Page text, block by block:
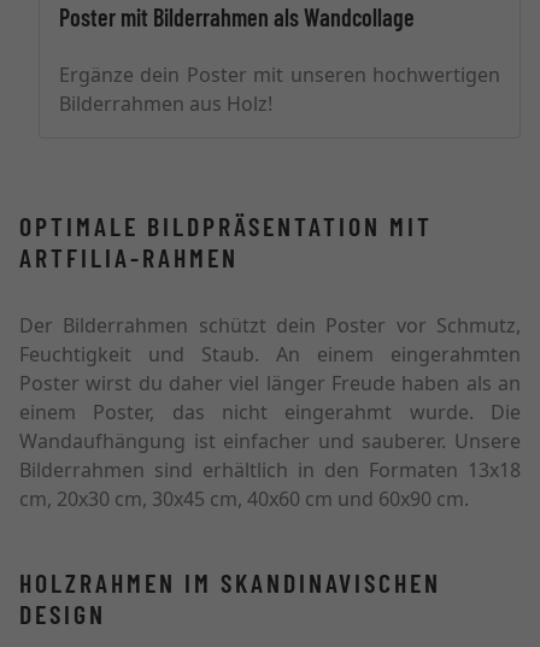
Poster mit Bilderrahmen als Wandcollage
Ergänze dein Poster mit unseren hochwertigen
Bilderrahmen aus Holz!
OPTIMALE BILDPRÄSENTATION MIT
ARTFILIA-RAHMEN
Der Bilderrahmen schützt dein Poster vor Schmutz,
Feuchtigkeit und Staub. An einem eingerahmten
Poster wirst du daher viel länger Freude haben als an
einem Poster, das nicht eingerahmt wurde. Die
Wandaufhängung ist einfacher und sauberer. Unsere
Bilderrahmen sind erhältlich in den Formaten 13x18
cm, 20x30 cm, 30x45 cm, 40x60 cm und 60x90 cm.
HOLZRAHMEN IM SKANDINAVISCHEN
DESIGN